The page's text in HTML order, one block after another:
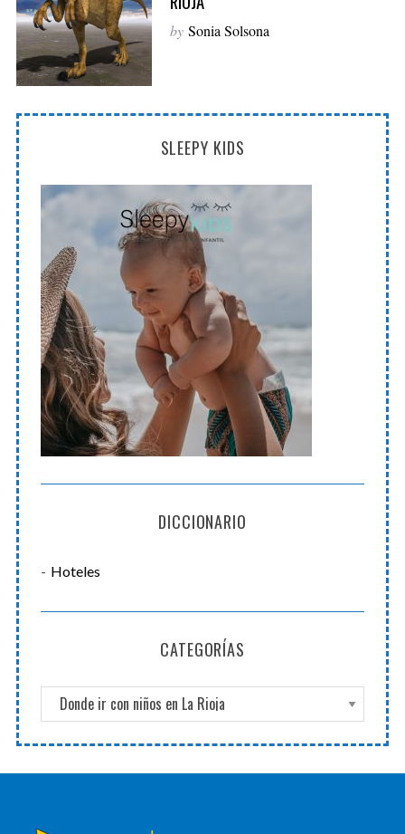
by Sonia Solsona
SLEEPY KIDS
DICCIONARIO
Hoteles
CATEGORÍAS
a
t
e
o